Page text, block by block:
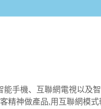
手機、互聯網電視以
精神做產品,用互聯網模